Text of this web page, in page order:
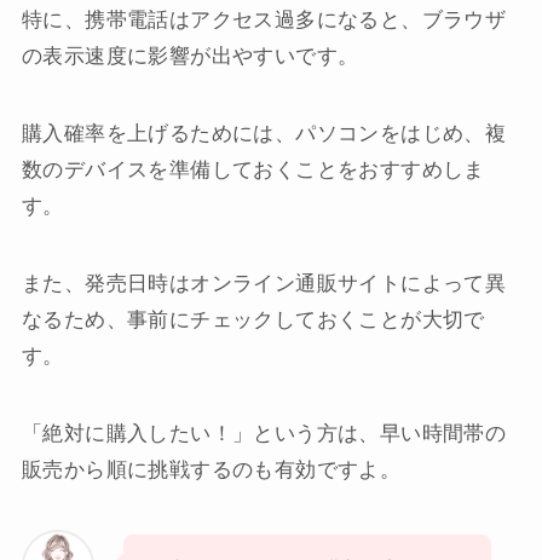
特に、携帯電話はアクセス過多になると、ブラウザ
の表示速度に影響が出やすいです。
購入確率を上げるためには、パソコンをはじめ、複
数のデバイスを準備しておくことをおすすめしま
す。
また、発売日時はオンライン通販サイトによって異
なるため、事前にチェックしておくことが大切で
す。
「絶対に購入したい！」という方は、早い時間帯の
販売から順に挑戦するのも有効ですよ。